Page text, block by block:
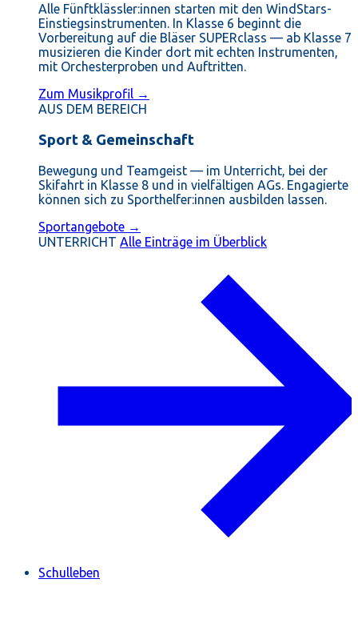
Alle Fünftklässler:innen starten mit den WindStars-
Einstiegsinstrumenten. In Klasse 6 beginnt die
Vorbereitung auf die Bläser SUPERclass — ab Klasse 7
musizieren die Kinder dort mit echten Instrumenten,
mit Orchesterproben und Auftritten.
Zum Musikprofil →
AUS DEM BEREICH
Sport & Gemeinschaft
Bewegung und Teamgeist — im Unterricht, bei der
Skifahrt in Klasse 8 und in vielfältigen AGs. Engagierte
können sich zu Sporthelfer:innen ausbilden lassen.
Sportangebote →
UNTERRICHT Alle Einträge im Überblick
Schulleben